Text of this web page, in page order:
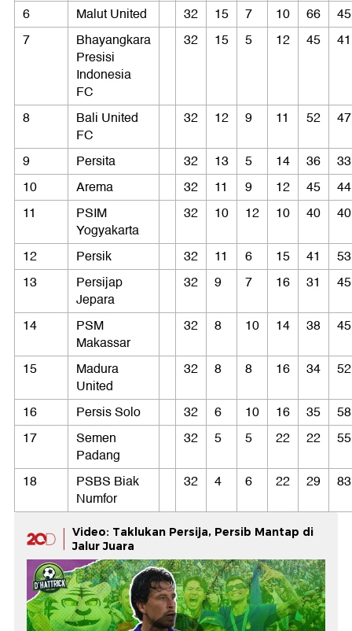
6 Malut United 32 15 7 10 66
45
7
Bhayangkara
Presisi
Indonesia
FC
32 15 5 12 45 41
8
Bali United
FC
32 12 9 11 52 47
9 Persita 32 13 5 14 36
33
10
Arema 32 11 9 12 45
44
11
PSIM
Yogyakarta
32 10 12 10 40 40
12 Persik 32 11 6 15 41
53
13
Persijap
Jepara
32 9 7 16 31 45
14
PSM
Makassar
32 8 10 14 38 45
15
Madura
United
32 8 8 16 34 52
16 Persis Solo 32 6 10 16 35
58
17
Semen
Padang
32 5 5 22 22 55
18
PSBS Biak
Numfor
32 4 6 22 29 83
Video: Taklukan Persija, Persib Mantap di
Jalur Juara